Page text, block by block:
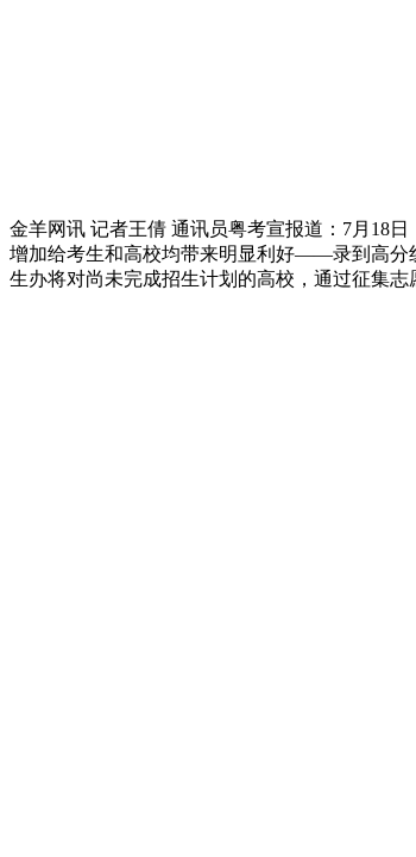
金羊网讯 记者王倩 通讯员粤考宣报道：7月18
增加给考生和高校均带来明显利好——录到高分
生办将对尚未完成招生计划的高校，通过征集志